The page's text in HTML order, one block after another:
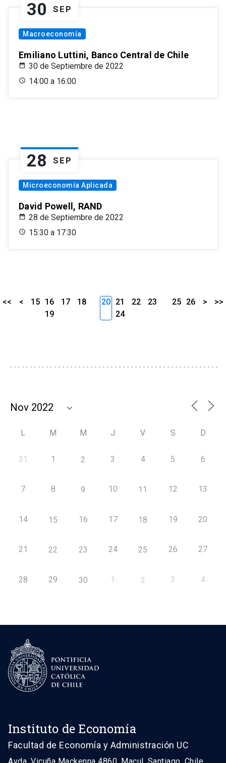
30 SEP
Macroeconomía
Emiliano Luttini, Banco Central de Chile
30 de Septiembre de 2022
14:00 a 16:00
28 SEP
Microeconomía Aplicada
David Powell, RAND
28 de Septiembre de 2022
15:30 a 17:30
<< < 15 16 17
18
19
20 21 22
23
24
25 26 > >>
L M M J V S D
31 1 2 3 4 5 6
7 8 9 10 11 12 13
14 15 16 17 18 19 20
21 22 23 24 25 26 27
28 29 30 1 2 3 4
Instituto de Economía
Facultad de Economía y Administración UC